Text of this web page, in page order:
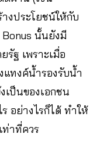
งประโยชน์ให้กับ
Bonus นั้นยังมี
ฐ เพราะเมื่อ
แทงค์น้ำรองรับน้ำ
เป็นของเอกชน
อย่างไรก็ได้ ทำให้
ท่าที่ควร